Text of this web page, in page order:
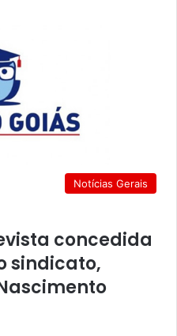
Notícias Gerais
concedida
sindicato,